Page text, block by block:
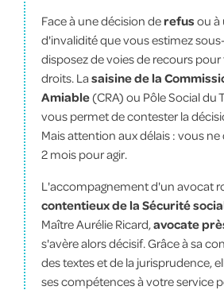
Face à une décision derefus ou à
d'invalidité que vous estimez
disposez de voies de recours pour
droits. La saisine de la
Amiable(CRA) ou Pôle Social du
vous permet de contester la
Mais attention aux délais : vous
2 mois pour agir.
L'accompagnement d'un avocat
contentieux de la Sécurité
Maître Aurélie Ricard, avocate
s'avère alors décisif. Grâce à sa
des textes et de la jurisprudence,
ses compétences à votre service